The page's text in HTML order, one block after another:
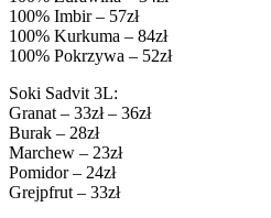
100% Imbir – 57zł
100% Kurkuma – 84zł
100% Pokrzywa – 52zł
Soki Sadvit 3L:
Granat – 33zł – 36zł
Burak – 28zł
Marchew – 23zł
Pomidor – 24zł
Grejpfrut – 33zł